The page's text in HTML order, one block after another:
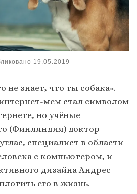
19.05.2019
не знает, что ты собака».
мем стал символом
но учёные
(Финляндия) доктор
специалист в области
с компьютером, и
дизайна Андрес
его в жизнь.